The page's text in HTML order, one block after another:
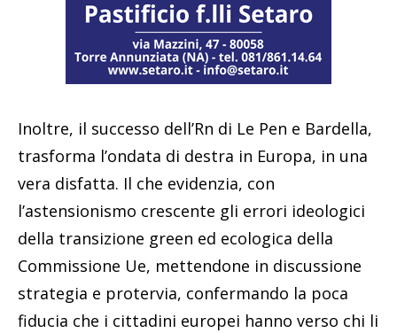
Inoltre, il successo dell’Rn di Le Pen e Bardella,
trasforma l’ondata di destra in Europa, in una
vera disfatta. Il che evidenzia, con
l’astensionismo crescente gli errori ideologici
della transizione green ed ecologica della
Commissione Ue, mettendone in discussione
strategia e protervia, confermando la poca
fiducia che i cittadini europei hanno verso chi li